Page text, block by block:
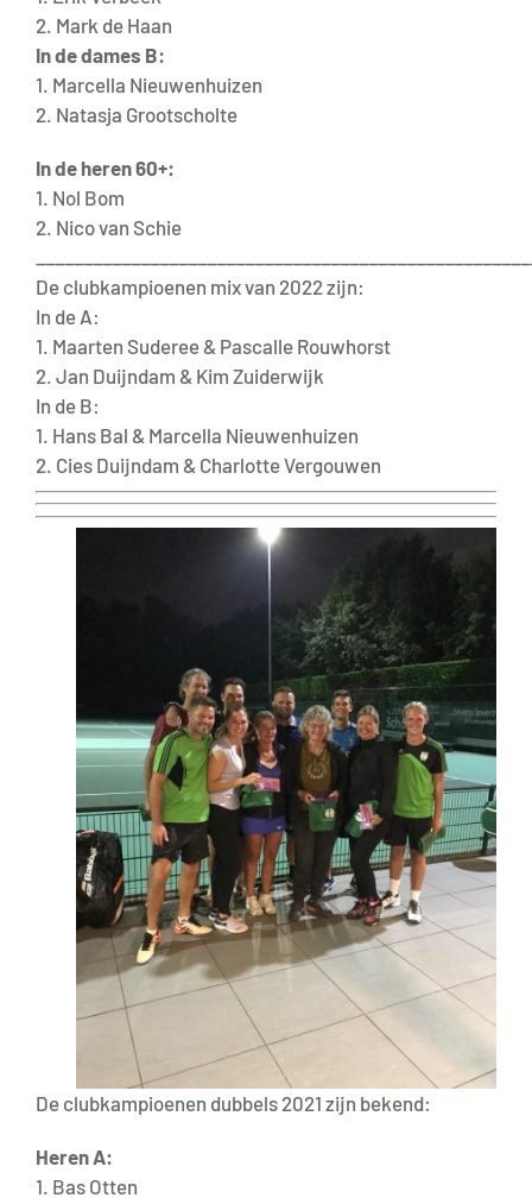
2. Mark de Haan
In de dames B:
1. Marcella Nieuwenhuizen
2. Natasja Grootscholte
In de heren 60+:
1. Nol Bom
2. Nico van Schie
De clubkampioenen mix van 2022 zijn:
In de A:
1. Maarten Suderee & Pascalle Rouwhorst
2. Jan Duijndam & Kim Zuiderwijk
In de B:
1. Hans Bal & Marcella Nieuwenhuizen
2. Cies Duijndam & Charlotte Vergouwen
De clubkampioenen dubbels 2021 zijn bekend:
Heren A:
1. Bas Otten